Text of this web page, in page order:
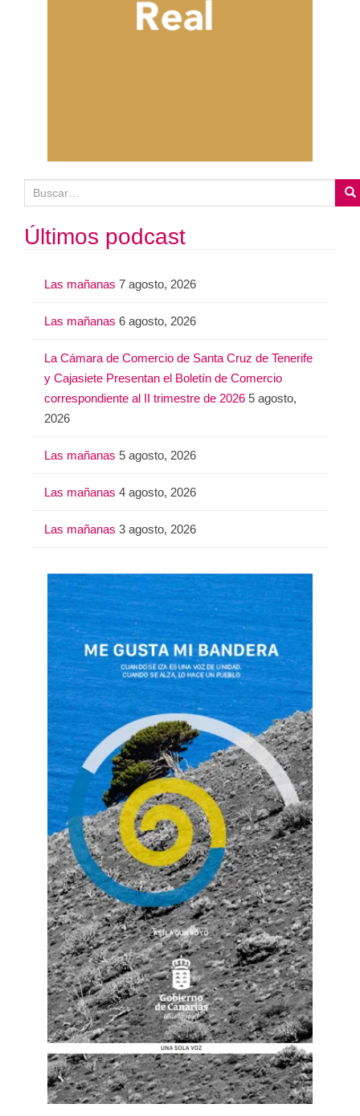
u
s
c
Últimos podcast
Las mañanas 7 agosto, 2026
Las mañanas 6 agosto, 2026
La Cámara de Comercio de Santa Cruz de Tenerife
y Cajasiete Presentan el Boletín de Comercio
correspondiente al II trimestre de 2026 5 agosto,
2026
Las mañanas 5 agosto, 2026
Las mañanas 4 agosto, 2026
Las mañanas 3 agosto, 2026